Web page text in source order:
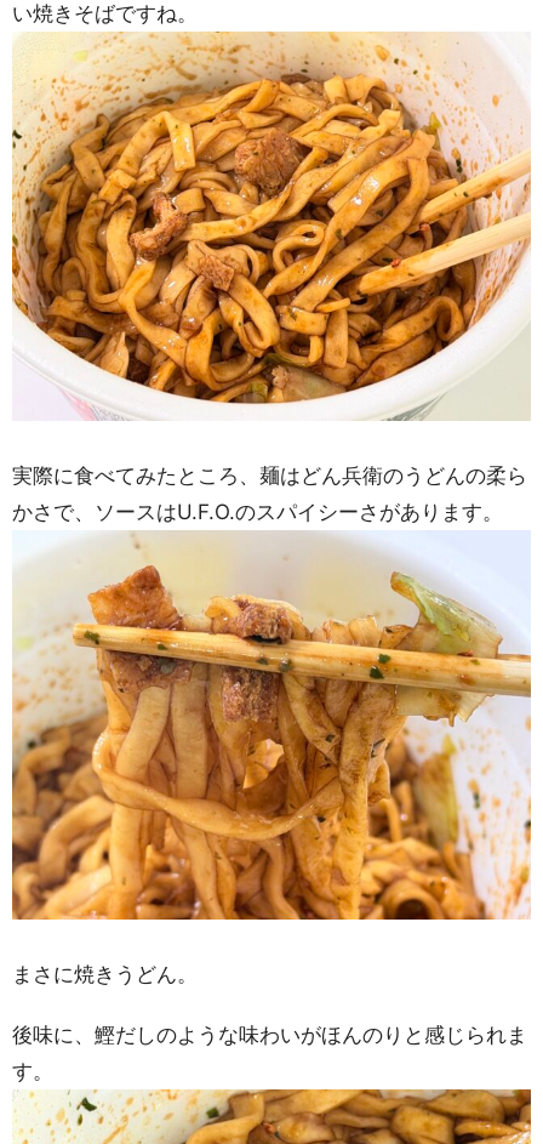
い焼きそばですね。
実際に食べてみたところ、麺はどん兵衛のうどんの柔ら
かさで、ソースはU.F.O.のスパイシーさがあります。
まさに焼きうどん。
後味に、鰹だしのような味わいがほんのりと感じられま
す。